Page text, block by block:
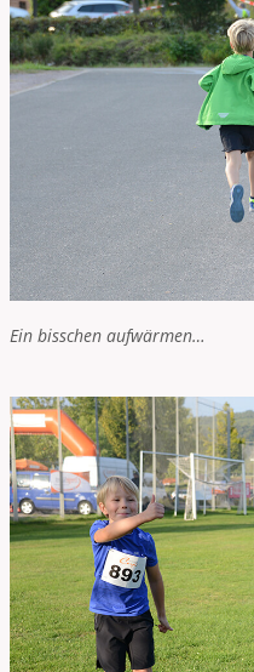
Ein bisschen aufwärmen…